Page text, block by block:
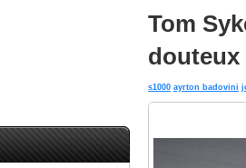
Tom
douteux
s1000 ayrton badovini